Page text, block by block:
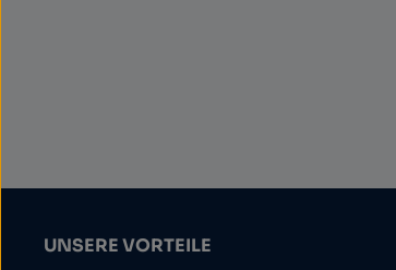
UNSERE VORTEILE